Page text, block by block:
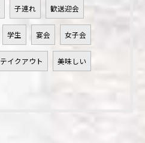
子連れ 歓送迎会
学生 宴会 女子会
テイクアウト 美味しい